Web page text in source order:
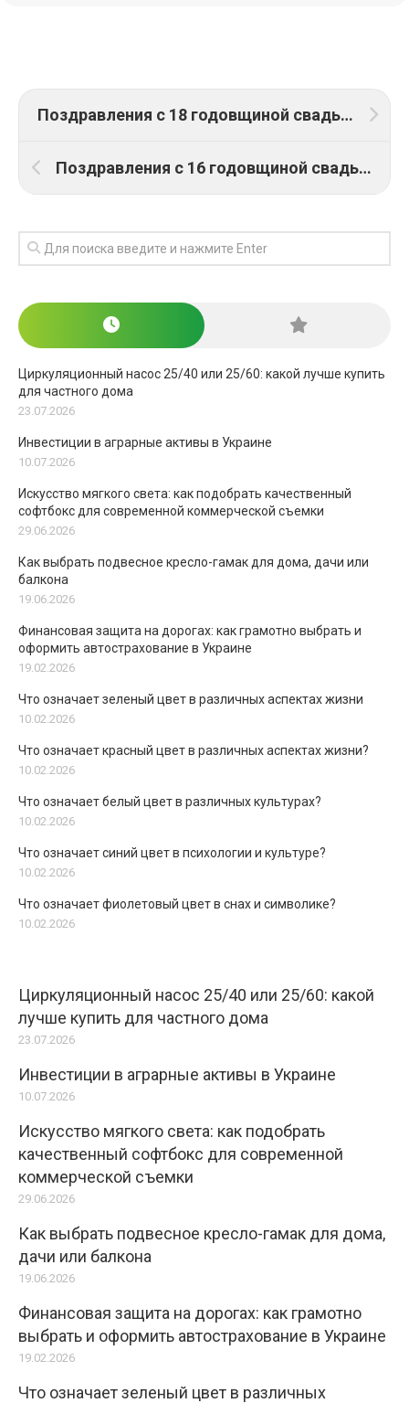
Поздравления с 18 годовщиной свадьбы
Поздравления с 16 годовщиной свадьбы
Циркуляционный насос 25/40 или 25/60: какой лучше купить
для частного дома
23.07.2026
Инвестиции в аграрные активы в Украине
10.07.2026
Искусство мягкого света: как подобрать качественный
софтбокс для современной коммерческой съемки
29.06.2026
Как выбрать подвесное кресло-гамак для дома, дачи или
балкона
19.06.2026
Финансовая защита на дорогах: как грамотно выбрать и
оформить автострахование в Украине
19.02.2026
Что означает зеленый цвет в различных аспектах жизни
10.02.2026
Что означает красный цвет в различных аспектах жизни?
10.02.2026
Что означает белый цвет в различных культурах?
10.02.2026
Что означает синий цвет в психологии и культуре?
10.02.2026
Что означает фиолетовый цвет в снах и символике?
10.02.2026
Циркуляционный насос 25/40 или 25/60: какой
лучше купить для частного дома
23.07.2026
Инвестиции в аграрные активы в Украине
10.07.2026
Искусство мягкого света: как подобрать
качественный софтбокс для современной
коммерческой съемки
29.06.2026
Как выбрать подвесное кресло-гамак для дома,
дачи или балкона
19.06.2026
Финансовая защита на дорогах: как грамотно
выбрать и оформить автострахование в Украине
19.02.2026
Что означает зеленый цвет в различных